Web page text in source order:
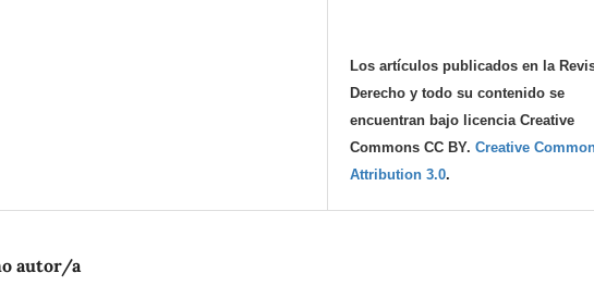
Los artículos publicados en la
Derecho y todo su contenido se
encuentran bajo licencia Creative
Commons CC BY.Creative
Attribution 3.0.
autor/a